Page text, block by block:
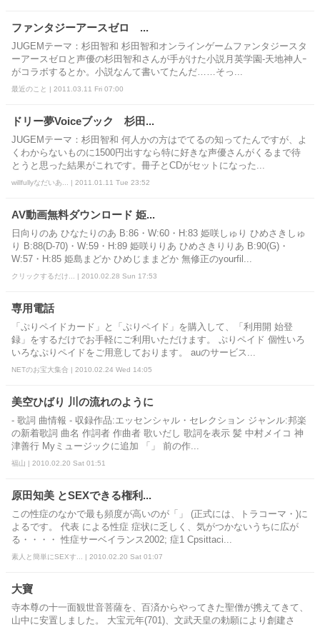
ファンタジーアースゼロ ...
JUGEMテーマ：杉田智和 杉田智和オンラインゲームファンタジースタ
ーアースゼロと声優の杉田智和さんが手がけた小説月英学園-天地神人ｰ
がコラボするとか。小説なんて書いてたんだ……そっ...
最近のこと | 2011.03.11 Fri 07:00
ドリー夢Voiceブック 杉田...
JUGEMテーマ：杉田智和 何人かの方はでてるの知ってたんですが、よ
くわからないものに1500円出すなら特に好きな声優さんがくるまで待
とうと思った結果がこれです。冊子とCDがセットになった...
willfullyなだいあ... | 2011.01.11 Tue 23:52
AV動画無料ダウンロード 姫...
日向りのあ ひなたりのあ B:86・W:60・H:83 姫咲しゅり ひめさきしゅ
り B:88(D-70)・W:59・H:89 姫咲りりあ ひめさきりりあ B:90(G)・
W:57・H:85 姫島まどか ひめじままどか 無修正のyourfil...
クリックするだけ... | 2010.02.28 Sun 17:53
専用電話
「ぷりペイドカード」と「ぷりペイド」を購入して、「利用開 始登
録」をするだけでお手軽にご利用いただけます。 ぷりペイド 個性いろ
いろなぷりペイドをご用意しております。 auのサービス...
NETのお宝大集合 | 2010.02.24 Wed 14:05
美空ひばり 川の流れのように
- 歌詞 曲情報 - 収録作品:エッセンシャル・セレクション ジャンル:邦楽
の新着歌詞 曲名 作詞者 作曲者 歌いだし 歌詞を表示 髪 中村メイコ 神
津善行 Myミュージックに追加 「」 前の作...
福山 | 2010.02.20 Sat 01:51
原田知美 とSEXできる権利...
この性症のなかで最も頻度が高いのが「」 (正式には、トラコーマ・)に
よるです。 代表 による性症 症状に乏しく、気がつかないうちに広が
る・・・・ 性症サーベイランス2002; 症1 Cpsittaci...
素人と簡単にSEXす... | 2010.02.20 Sat 01:07
大寶
寺本尊の十一面観世音菩薩を、百済からやってきた聖僧が携えてきて、
山中に安置しました。 大宝元年(701)、文武天皇の勅願により創建さ